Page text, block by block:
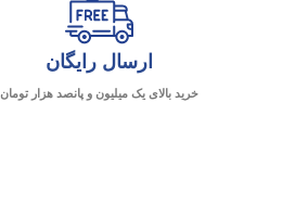
ارسال رایگان
خرید بالای یک میلیون و پانصد هزار تومان